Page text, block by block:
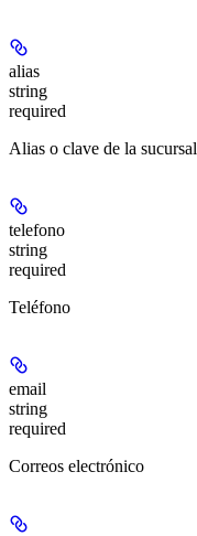
alias
string
required
Alias o clave de la sucursal
telefono
string
required
Teléfono
email
string
required
Correos electrónico